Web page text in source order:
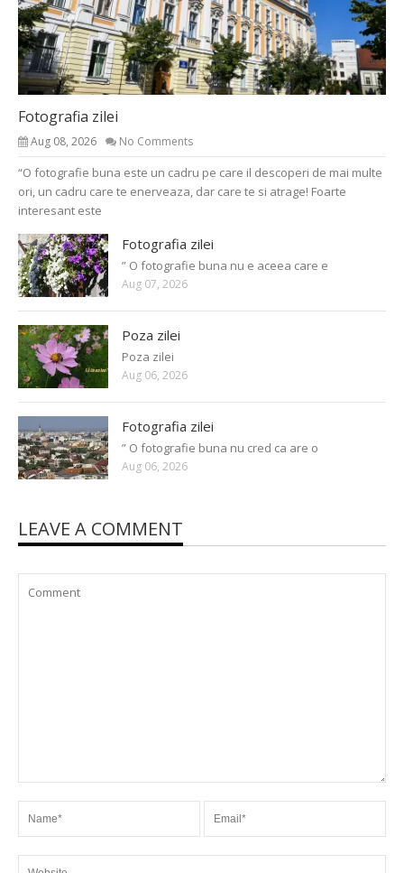
Fotografia zilei
Aug 08, 2026 No Comments
“O fotografie buna este un cadru pe care il descoperi de mai multe
ori, un cadru care te enerveaza, dar care te si atrage! Foarte
interesant este
Fotografia zilei
” O fotografie buna nu e aceea care e
Aug 07, 2026
Poza zilei
Poza zilei
Aug 06, 2026
Fotografia zilei
” O fotografie buna nu cred ca are o
Aug 06, 2026
LEAVE A COMMENT